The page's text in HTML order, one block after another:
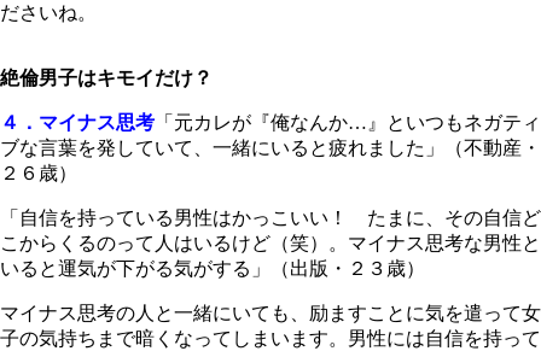
ださいね。
絶倫男子はキモイだけ？
４．マイナス思考 「元カレが『俺なんか…』といつもネガティ
ブな言葉を発していて、一緒にいると疲れました」（不動産・
２６歳）
「自信を持っている男性はかっこいい！ たまに、その自信ど
こからくるのって人はいるけど（笑）。マイナス思考な男性と
いると運気が下がる気がする」（出版・２３歳）
マイナス思考の人と一緒にいても、励ますことに気を遣って女
子の気持ちまで暗くなってしまいます。男性には自信を持って